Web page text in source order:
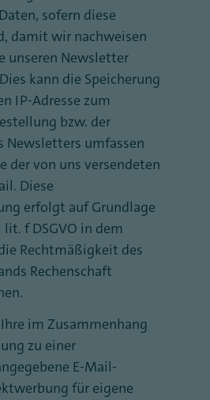
sofern diese
damit wir nachweisen
unseren Newsletter
kann die Speicherung
IP-Adresse zum
bzw. der
Newsletters umfassen
der von uns versendeten
Diese
erfolgt auf Grundlage
lit. f DSGVO in dem
Rechtmäßigkeit des
Rechenschaft
im Zusammenhang
zu einer
E-Mail-
für eigene